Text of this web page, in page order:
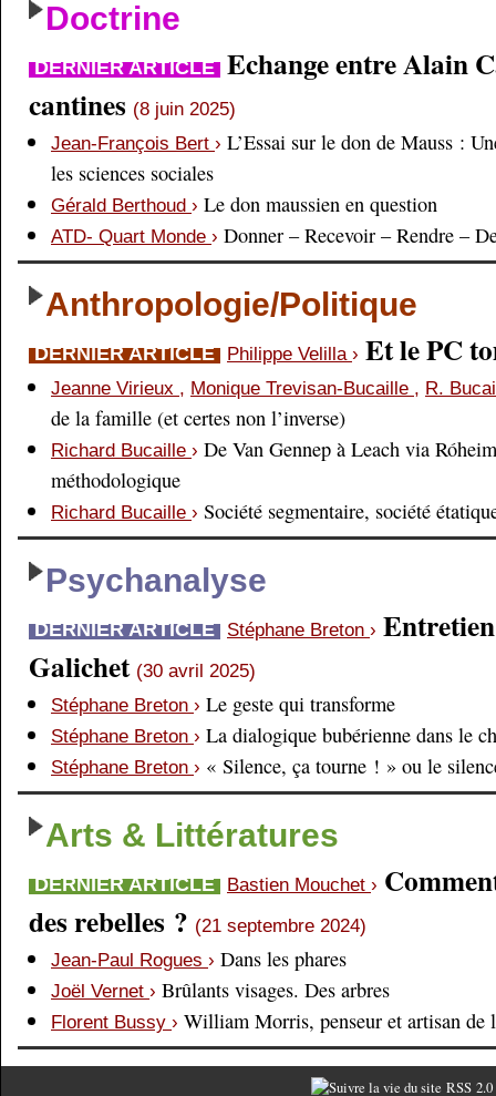
Doctrine
DERNIER ARTICLE Echange entre Alain
cantines (8 juin 2025)
Jean-François Bert › L’Essai sur le don de Mauss :
les sciences sociales
Gérald Berthoud › Le don maussien en question
ATD- Quart Monde › Donner – Recevoir – Rendre –
Anthropologie/Politique
DERNIER ARTICLE Philippe Velilla › Et le PC
Jeanne Virieux , Monique Trevisan-Bucaille , R.
de la famille (et certes non l’inverse)
Richard Bucaille › De Van Gennep à Leach via
méthodologique
Richard Bucaille › Société segmentaire, société
Psychanalyse
DERNIER ARTICLE Stéphane Breton ›
Galichet (30 avril 2025)
Stéphane Breton › Le geste qui transforme
Stéphane Breton › La dialogique bubérienne dans le
Stéphane Breton › « Silence, ça tourne ! » ou le
Arts & Littératures
DERNIER ARTICLE Bastien Mouchet ›
des rebelles ? (21 septembre 2024)
Jean-Paul Rogues › Dans les phares
Joël Vernet › Brûlants visages. Des arbres
Florent Bussy › William Morris, penseur et artisan de
RSS 2.0